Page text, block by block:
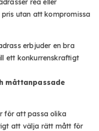
rea eller
utan att kompromissa
erbjuder en bra
ett konkurrenskraftigt
måttanpassade
för att passa olika
att välja rätt mått för